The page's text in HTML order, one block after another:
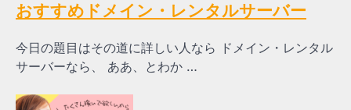
おすすめドメイン・レンタルサーバー
今日の題目はその道に詳しい人なら ドメイン・レンタル
サーバーなら、 ああ、とわか …